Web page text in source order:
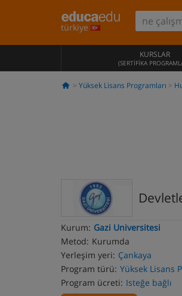
türkiye
KURSLAR
(SERTIFIKA
Yüksek Lisans Programları
Kurum: Gazi Universitesi
Metod: Kurumda
Yerleşim yeri: Çankaya
Program türü: Yüksek Lisans
Program ücreti: Isteğe bağlı